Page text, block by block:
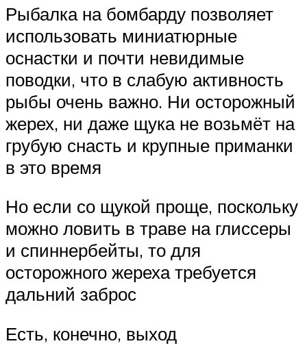
Рыбалка на бомбарду позволяет
использовать миниатюрные
оснастки и почти невидимые
поводки, что в слабую активность
рыбы очень важно. Ни осторожный
жерех, ни даже щука не возьмёт на
грубую снасть и крупные приманки
в это время
Но если со щукой проще, поскольку
можно ловить в траве на глиссеры
и спиннербейты, то для
осторожного жереха требуется
дальний заброс
Есть, конечно, выход